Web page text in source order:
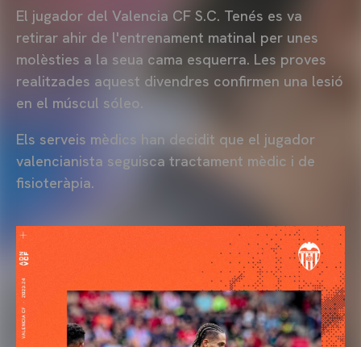
El jugador del Valencia CF S.C. Tenés es va
retirar ahir de l'entrenament matinal per unes
molèsties a la seua cama esquerra. Les proves
realitzades aquest divendres confirmen una lesió
en el múscul sóleo.
Els serveis mèdics han decidit que el jugador
valencianista seguisca tractament mèdic i de
fisioteràpia.